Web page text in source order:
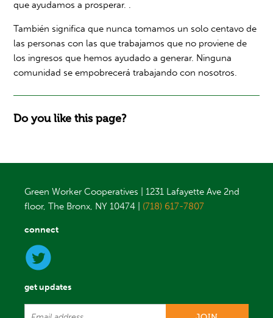
que ayudamos a prosperar. .
También significa que nunca tomamos un solo centavo de
las personas con las que trabajamos que no proviene de
los ingresos que hemos ayudado a generar. Ninguna
comunidad se empobrecerá trabajando con nosotros.
Do you like this page?
Green Worker Cooperatives | 1231 Lafayette Ave 2nd
floor, The Bronx, NY 10474 | (718) 617-7807
connect
get updates